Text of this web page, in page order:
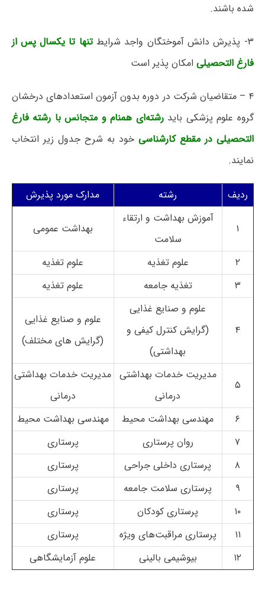
شده باشند.
۳- پذیرش دانش آموختگان واجد شرایط تنهاتا یکسال پس از
فارغ التحصیلی امکان پذیر است
۴ – متقاضیان شرکت در دوره بدون آزمون استعدادهای درخشان
گروه علوم پزشکی باید رشته‌ای همنام و متجانس با رشته فارغ
التحصیلی در مقطع کارشناسی خود به شرح جدول زیر انتخاب
نمایند.
ردیف رشته مدارک مورد پذیرش
۱
آموزش بهداشت و ارتقاء
سلامت
بهداشت عمومی
۲ علوم تغذیه
علوم تغذیه
۳
تغذیه جامعه علوم تغذیه
۴
علوم و صنایع غذایی
(گرایش کنترل کیفی و
بهداشتی)
علوم و صنایع غذایی
(گرایش های مختلف)
۵
مدیریت خدمات بهداشتی
درمانی
مدیریت خدمات بهداشتی
درمانی
۶
مهندسی بهداشت محیط
مهندسی بهداشت محیط
۷
روان پرستاری
پرستاری
۸
پرستاری داخلی جراحی
پرستاری
۹
پرستاری سلامت جامعه
پرستاری
۱۰
پرستاری کودکان
پرستاری
۱۱
پرستاری مراقبت‌های ویژه
پرستاری
۱۲
بیوشیمی بالینی علوم آزمایشگاهی